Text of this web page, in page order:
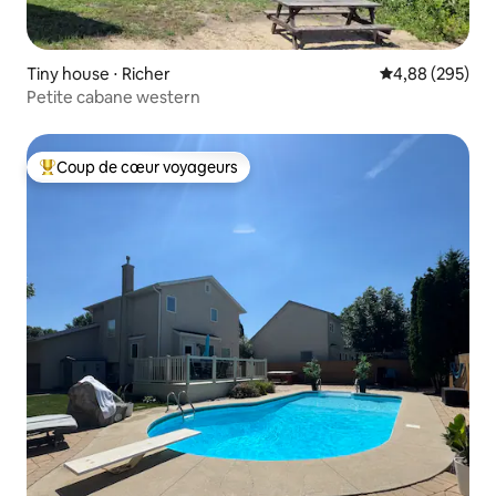
Tiny house ⋅ Richer Évaluation
4,88 (295)
Petite cabane western
Coups de cœur voyageurs les plus appréciés
Coup de cœur voyageurs